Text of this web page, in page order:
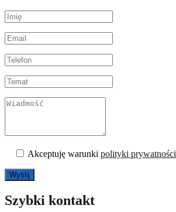
Akceptuję warunki polityki prywatności
Szybki kontakt